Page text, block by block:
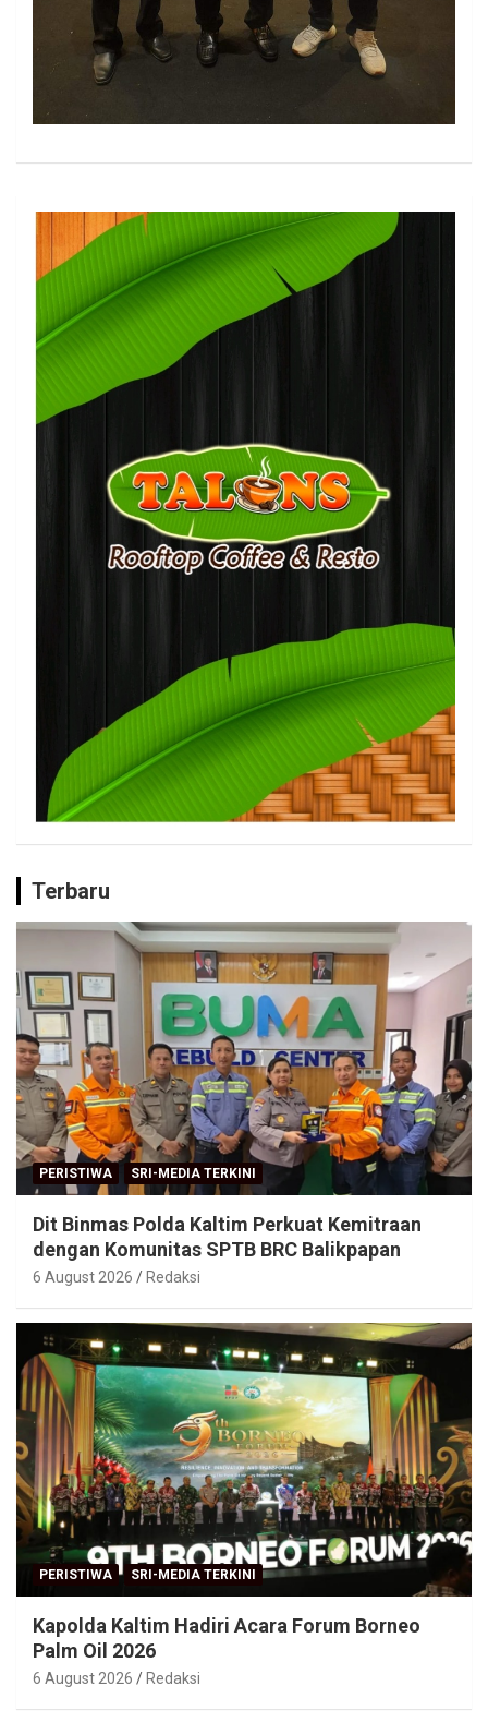
Terbaru
PERISTIWA SRI-MEDIA TERKINI
Dit Binmas Polda Kaltim Perkuat Kemitraan
dengan Komunitas SPTB BRC Balikpapan
6 August 2026 Redaksi
PERISTIWA SRI-MEDIA TERKINI
Kapolda Kaltim Hadiri Acara Forum Borneo
Palm Oil 2026
6 August 2026 Redaksi